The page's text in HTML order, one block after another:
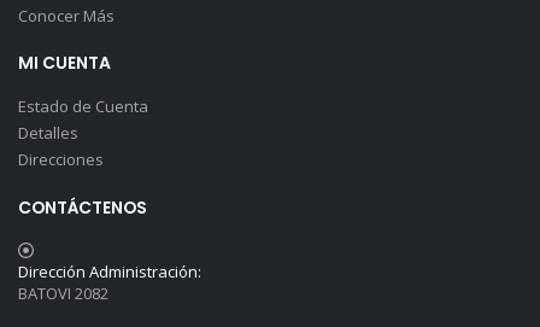
Conocer Más
MI CUENTA
Estado de Cuenta
Detalles
Direcciones
CONTÁCTENOS
Dirección Administración:
BATOVI 2082